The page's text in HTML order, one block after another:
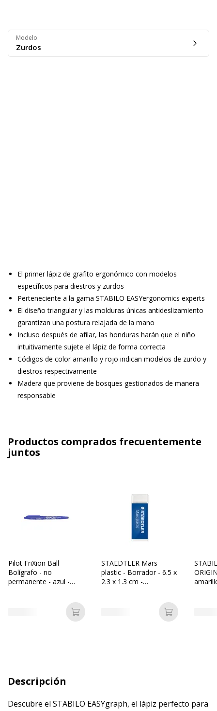
Modelo:
Zurdos
El primer lápiz de grafito ergonómico con modelos
específicos para diestros y zurdos
Perteneciente a la gama STABILO EASYergonomics experts
El diseño triangular y las molduras únicas antideslizamiento
garantizan una postura relajada de la mano
Incluso después de afilar, las honduras harán que el niño
intuitivamente sujete el lápiz de forma correcta
Códigos de color amarillo y rojo indican modelos de zurdo y
diestros respectivamente
Madera que proviene de bosques gestionados de manera
responsable
Productos comprados frecuentemente
juntos
Pilot FriXion Ball -
Bolígrafo - no
permanente - azul -
Añadir a la cesta
STAEDTLER Mars
plastic - Borrador - 6.5 x
2.3 x 1.3 cm -
Añadir a la
Descripción
Descubre el STABILO EASYgraph, el lápiz perfecto para